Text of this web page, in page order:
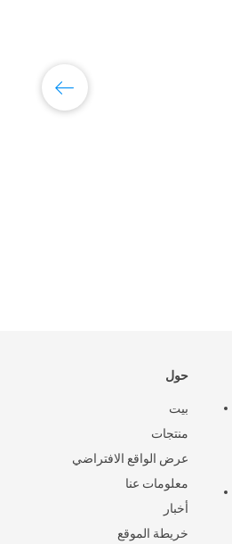
حول
بيت
منتجات
عرض الواقع الافتراضي
معلومات عنا
أخبار
خريطة الموقع